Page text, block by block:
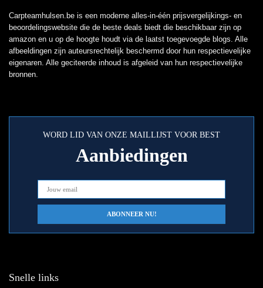
Carpteamhulsen.be is een moderne alles-in-één prijsvergelijkings- en
beoordelingswebsite die de beste deals biedt die beschikbaar zijn op
amazon en u op de hoogte houdt via de laatst toegevoegde blogs. Alle
afbeeldingen zijn auteursrechtelijk beschermd door hun respectievelijke
eigenaren. Alle geciteerde inhoud is afgeleid van hun respectievelijke
bronnen.
WORD LID VAN ONZE MAILLIJST VOOR BEST
Aanbiedingen
Snelle links